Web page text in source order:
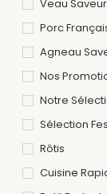
Veau
Porc
Agneau
Nos
Notre
Sélection
Rôtis
Cuisine